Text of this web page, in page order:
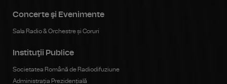
Concerte şi Evenimente
Sala Radio & Orchestre și Coruri
Instituţii Publice
Societatea Română de Radiodifuziune
Administrația Prezidențială